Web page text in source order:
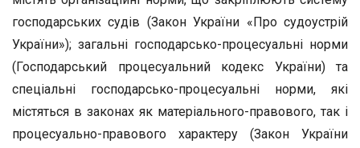
господарських судів (Закон України «Про судоустрій
України»); загальні господарсько-процесуальні норми
(Господарський процесуальний кодекс України) та
спеціальні господарсько-процесуальні норми, які
містяться в законах як матеріального-правового, так і
процесуально-правового характеру (Закон України